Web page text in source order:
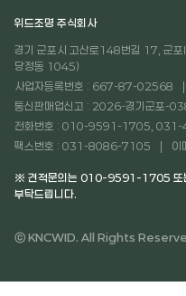
위드조명 주식회사
경기 군포시 고산로148번길 17, 군
당정동 1045)
사업자등록번호 : 667-87-02568
통신판매업신고 : 2026-경기군포-
전화번호 : 010-9591-1705,
팩스번호 : 031-8086-7105
※ 견적문의는 010-9591-1705 또는
부탁드립니다.
ⓒ KNCWID. All Rights